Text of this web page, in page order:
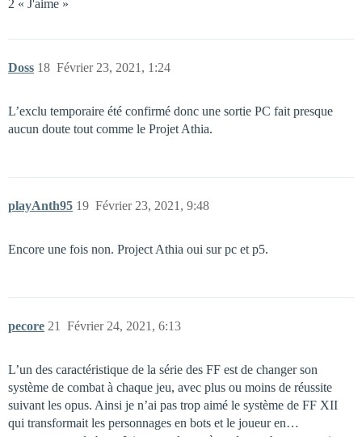
2 « J'aime »
Doss Février 23, 2021, 1:24
18
L’exclu temporaire été confirmé donc une sortie PC fait presque
aucun doute tout comme le Projet Athia.
playAnth95 Février 23, 2021, 9:48
19
Encore une fois non. Project Athia oui sur pc et p5.
pecore Février 24, 2021, 6:13
21
L’un des caractéristique de la série des FF est de changer son
système de combat à chaque jeu, avec plus ou moins de réussite
suivant les opus. Ainsi je n’ai pas trop aimé le système de FF XII
qui transformait les personnages en bots et le joueur en…